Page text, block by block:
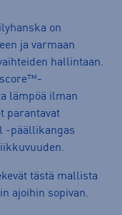
on
ja varmaan
hallintaan.
lämpöä ilman
parantavat
-päällikangas
tästä mallista
ajoihin sopivan.